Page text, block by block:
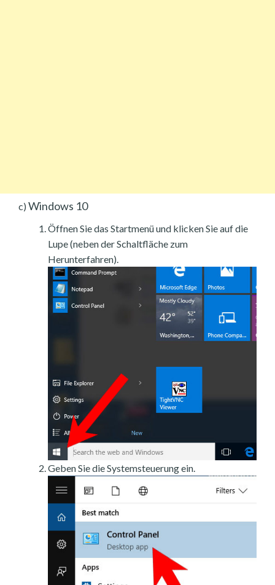
c) Windows 10
Öffnen Sie das Startmenü und klicken Sie auf die
Lupe (neben der Schaltfläche zum
Herunterfahren).
Geben Sie die Systemsteuerung ein.